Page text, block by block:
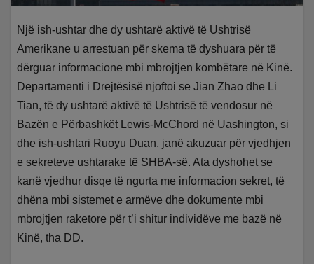
Një ish-ushtar dhe dy ushtarë aktivë të Ushtrisë
Amerikane u arrestuan për skema të dyshuara për të
dërguar informacione mbi mbrojtjen kombëtare në Kinë.
Departamenti i Drejtësisë njoftoi se Jian Zhao dhe Li
Tian, të dy ushtarë aktivë të Ushtrisë të vendosur në
Bazën e Përbashkët Lewis-McChord në Uashington, si
dhe ish-ushtari Ruoyu Duan, janë akuzuar për vjedhjen
e sekreteve ushtarake të SHBA-së. Ata dyshohet se
kanë vjedhur disqe të ngurta me informacion sekret, të
dhëna mbi sistemet e armëve dhe dokumente mbi
mbrojtjen raketore për t’i shitur individëve me bazë në
Kinë, tha DD.